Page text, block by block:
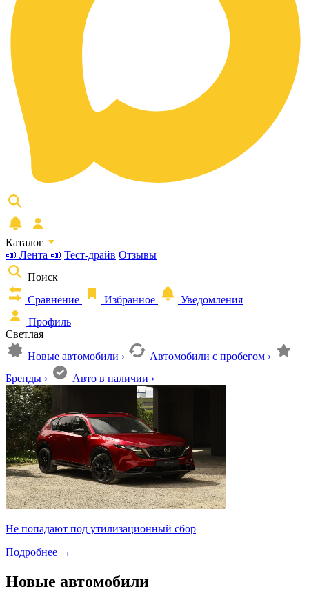
Каталог
📣 Лента 📣 Тест-драйв Отзывы
Поиск
Сравнение
Избранное
Уведомления
Профиль
Светлая
Новые автомобили › Автомобили с пробегом ›
Бренды › Авто в наличии ›
Не попадают под утилизационный сбор
Подробнее →
Новые автомобили